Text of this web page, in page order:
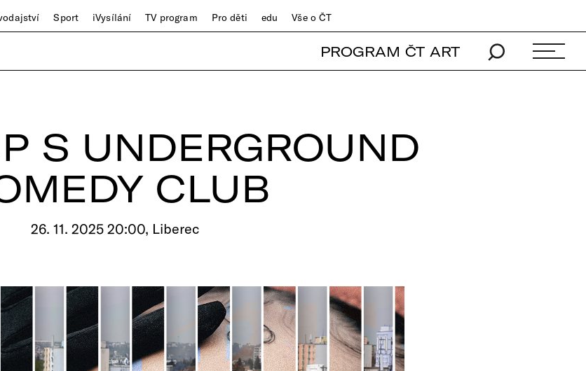
Sport iVysílání TV program Pro děti edu Vše o ČT
PROGRAM ČT ART
S UNDERGROUND
CLUB
26. 11. 2025 20:00, Liberec